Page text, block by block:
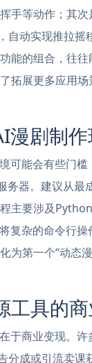
手等动作；其
自动实现推拉
能的组合，往
拓展更多应用
剧制作
可能会有些门
器。建议从
主要涉及
复杂的命令行
为第一个“动态
工具的
于商业变现。
分成或引流卖